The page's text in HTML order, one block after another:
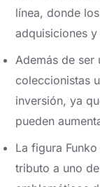
línea, donde
adquisiciones
Además de ser
coleccionistas
inversión, ya
pueden
La figura
tributo a uno